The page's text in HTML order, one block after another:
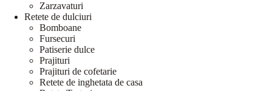
Zarzavaturi
Retete de dulciuri
Bomboane
Fursecuri
Patiserie dulce
Prajituri
Prajituri de cofetarie
Retete de inghetata de casa